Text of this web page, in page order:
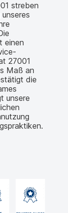
streben
einen
27001
Maß an
die
unsere